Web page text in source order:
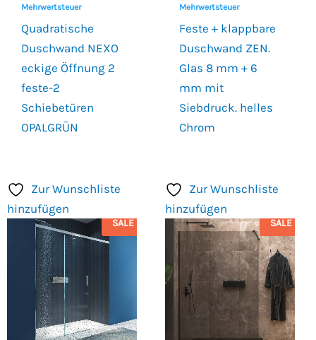
Mehrwertsteuer
Quadratische
Duschwand NEXO
eckige Öffnung 2
feste-2
Schiebetüren
OPALGRÜN
Mehrwertsteuer
Feste + klappbare
Duschwand ZEN.
Glas 8 mm + 6
mm mit
Siebdruck. helles
Chrom
Zur Wunschliste
hinzufügen
SALE
Zur Wunschliste
hinzufügen
SALE